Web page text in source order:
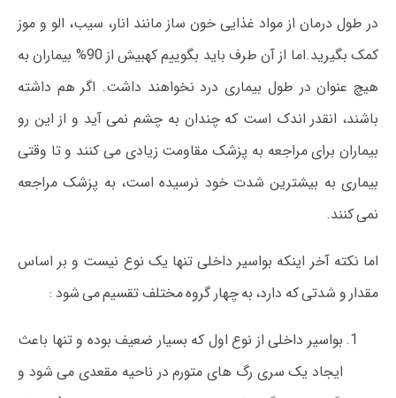
در طول درمان از مواد غذایی خون ساز مانند انار، سیب، الو و موز
کمک بگیرید.اما از آن طرف باید بگوییم کهبیش از 90% بیماران به
هیچ عنوان در طول بیماری درد نخواهند داشت. اگر هم داشته
باشند، انقدر اندک است که چندان به چشم نمی آید و از این رو
بیماران برای مراجعه به پزشک مقاومت زیادی می کنند و تا وقتی
بیماری به بیشترین شدت خود نرسیده است، به پزشک مراجعه
نمی کنند.
اما نکته آخر اینکه بواسیر داخلی تنها یک نوع نیست و بر اساس
مقدار و شدتی که دارد، به چهار گروه مختلف تقسیم می شود :
بواسیر داخلی از نوع اول که بسیار ضعیف بوده و تنها باعث
ایجاد یک سری رگ های متورم در ناحیه مقعدی می شود و